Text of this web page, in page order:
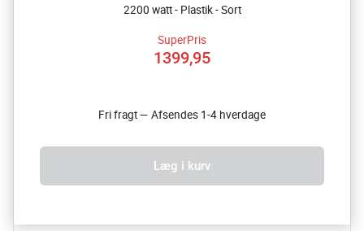
2200 watt - Plastik - Sort
SuperPris
1399,95
Fri fragt — Afsendes 1-4 hverdage
Læg i kurv